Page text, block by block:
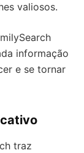
valiosos.
informação
e se tornar
traz